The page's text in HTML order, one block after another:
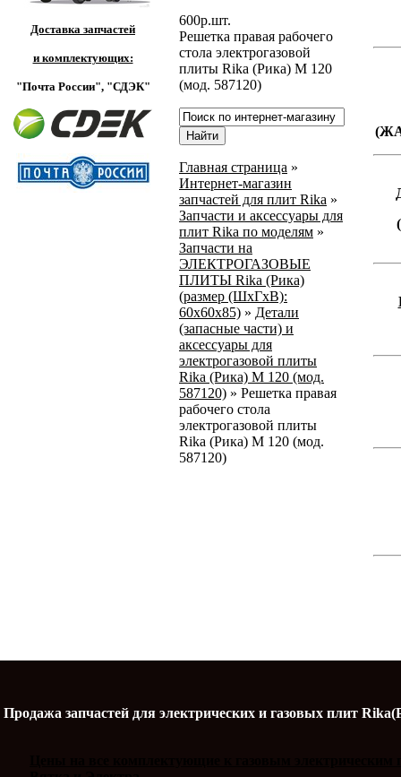
Доставка запчастей
и комплектующих:
"Почта России", "СДЭК"
600р.шт.
Решетка правая рабочего
стола электрогазовой
плиты Rika (Рика) М 120
(мод. 587120)
Главная страница »
Интернет-магазин
запчастей для плит Rika »
Запчасти и аксессуары для
плит Rika по моделям »
Запчасти на
ЭЛЕКТРОГАЗОВЫЕ
ПЛИТЫ Rika (Рика)
(размер (ШхГхВ):
60х60х85) » Детали
(запасные части) и
аксессуары для
электрогазовой плиты
Rika (Рика) М 120 (мод.
587120) » Решетка правая
рабочего стола
электрогазовой плиты
Rika (Рика) М 120 (мод.
587120)
Продажа запчастей для электрических и газовых плит